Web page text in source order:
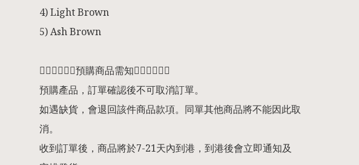
4) Light Brown
5) Ash Brown
👇🏻👇🏻👇🏻預購商品需知👇🏻👇🏻👇🏻
預購產品，訂單確認後不可取消訂單。
如遇缺貨，會退回該件商品款項。同單其他商品將不能因此取
消。
收到訂單後，商品將於7-21天內到港，到港後會立即通知及